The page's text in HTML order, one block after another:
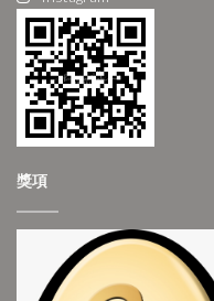
獎項